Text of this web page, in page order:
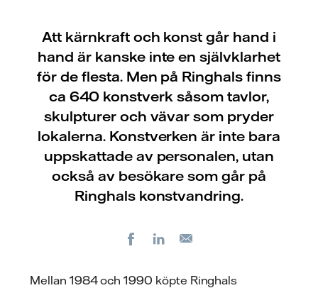
Att kärnkraft och konst går hand i
hand är kanske inte en självklarhet
för de flesta. Men på Ringhals finns
ca 640 konstverk såsom tavlor,
skulpturer och vävar som pryder
lokalerna. Konstverken är inte bara
uppskattade av personalen, utan
också av besökare som går på
Ringhals konstvandring.
FacebookLinkedIn
Mellan 1984 och 1990 köpte Ringhals